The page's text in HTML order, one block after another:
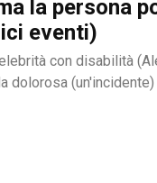
la persona
eventi)
con disabilità
dolorosa